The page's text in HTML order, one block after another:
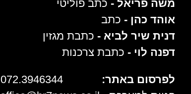
משה פריאל - כתב פוליטי
אוהד כהן - כתב
דנית שיר לביא - כתבת מגזין
דפנה לוי - כתבת צרכנות
לפרסום באתר:
072.3946344